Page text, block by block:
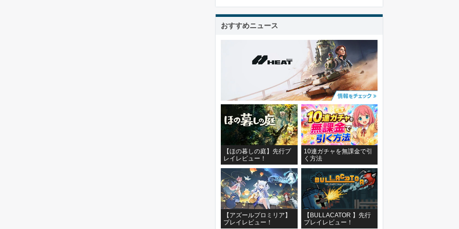
おすすめニュース
【ほの暮しの庭】先行プ
レイレビュー！
10連ガチャを無課金で引
く方法
【アズールプロミリア】
プレイレビュー！
【BULLACATOR 】先行
プレイレビュー！